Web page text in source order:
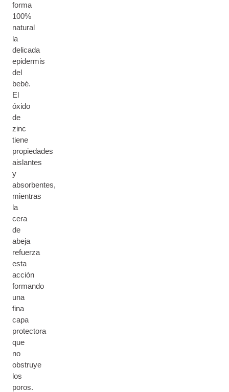
forma
100%
natural
la
delicada
epidermis
del
bebé.
El
óxido
de
zinc
tiene
propiedades
aislantes
y
absorbentes,
mientras
la
cera
de
abeja
refuerza
esta
acción
formando
una
fina
capa
protectora
que
no
obstruye
los
poros.